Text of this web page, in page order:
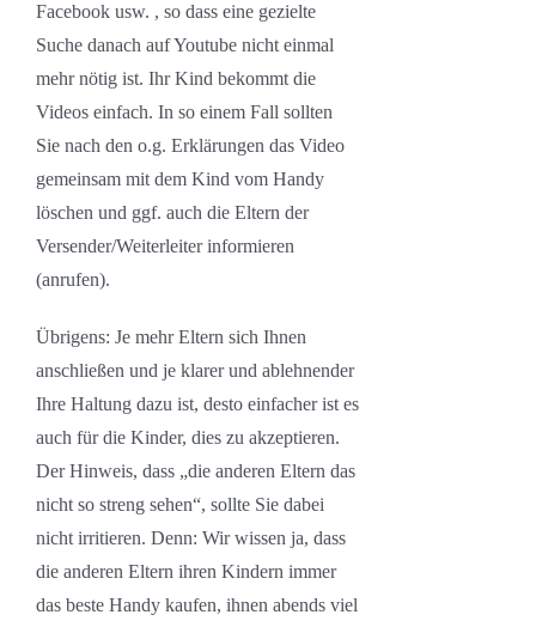
Facebook usw. , so dass eine gezielte
Suche danach auf Youtube nicht einmal
mehr nötig ist. Ihr Kind bekommt die
Videos einfach. In so einem Fall sollten
Sie nach den o.g. Erklärungen das Video
gemeinsam mit dem Kind vom Handy
löschen und ggf. auch die Eltern der
Versender/Weiterleiter informieren
(anrufen).
Übrigens: Je mehr Eltern sich Ihnen
anschließen und je klarer und ablehnender
Ihre Haltung dazu ist, desto einfacher ist es
auch für die Kinder, dies zu akzeptieren.
Der Hinweis, dass „die anderen Eltern das
nicht so streng sehen“, sollte Sie dabei
nicht irritieren. Denn: Wir wissen ja, dass
die anderen Eltern ihren Kindern immer
das beste Handy kaufen, ihnen abends viel